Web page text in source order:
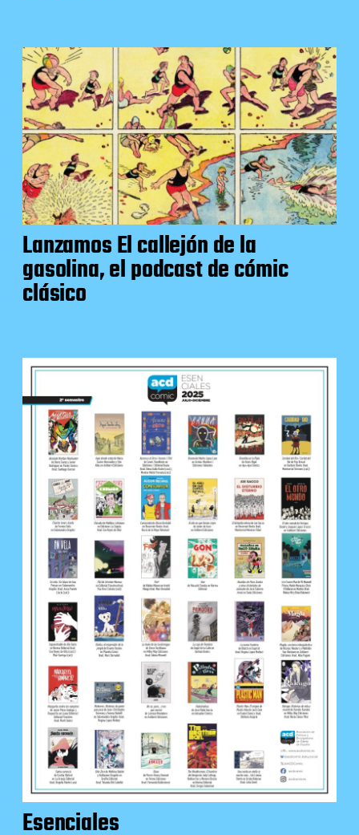
Lanzamos El callejón de la
gasolina, el podcast de cómic
clásico
Esenciales